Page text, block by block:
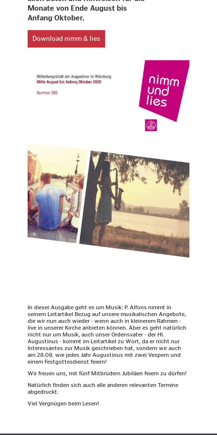
Monate von Ende August bis
Anfang Oktober.
Download nimm & lies
In dieser Ausgabe geht es um Musik: P. Alfons nimmt in
seinem Leitartikel Bezug auf unsere musikalischen Angebote,
die wir nun auch wieder - wenn auch in kleinerem Rahmen -
live in unserer Kirche anbieten können. Aber es geht natürlich
nicht nur um Musik, auch unser Ordensvater - der Hl.
Augustinus - kommt im Leitartikel zu Wort, da er nicht nur
Interessantes zur Musik geschrieben hat, sondern wir auch
am 28.08. wie jedes Jahr Augustinus mit zwei Vespern und
einem Festgottesdienst feiern!
Wir freuen uns, mit fünf Mitbrüdern Jubiläen feiern zu dürfen!
Natürlich finden sich auch alle anderen relevanten Termine
abgedruckt.
Viel Vergnügen beim Lesen!